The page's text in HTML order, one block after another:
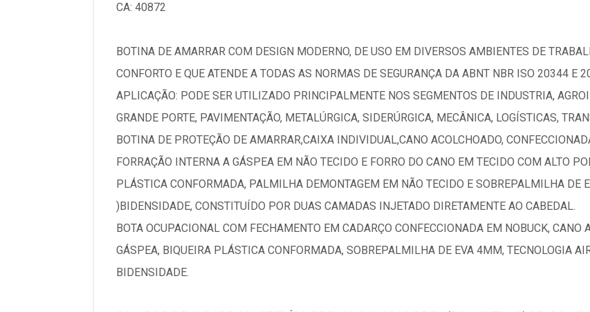
CA: 40872
BOTINA DE AMARRAR COM DESIGN MODERNO, DE USO EM DIVERSOS AMBIENTES DE
CONFORTO E QUE ATENDE A TODAS AS NORMAS DE SEGURANÇA DA ABNT NBR ISO 20344 E
APLICAÇÃO: PODE SER UTILIZADO PRINCIPALMENTE NOS SEGMENTOS DE INDUSTRIA,
GRANDE PORTE, PAVIMENTAÇÃO, METALÚRGICA, SIDERÚRGICA, MECÂNICA, LOGÍSTICAS,
BOTINA DE PROTEÇÃO DE AMARRAR,CAIXA INDIVIDUAL,CANO ACOLCHOADO,
FORRAÇÃO INTERNA A GÁSPEA EM NÃO TECIDO E FORRO DO CANO EM TECIDO COM ALTO
PLÁSTICA CONFORMADA, PALMILHA DEMONTAGEM EM NÃO TECIDO E SOBREPALMILHA DE
)BIDENSIDADE, CONSTITUÍDO POR DUAS CAMADAS INJETADO DIRETAMENTE AO CABEDAL.
BOTA OCUPACIONAL COM FECHAMENTO EM CADARÇO CONFECCIONADA EM NOBUCK, CANO
GÁSPEA, BIQUEIRA PLÁSTICA CONFORMADA, SOBREPALMILHA DE EVA 4MM, TECNOLOGIA
BIDENSIDADE.